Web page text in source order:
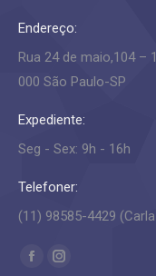
Endereço:
Rua 24 de maio,104 –
000 São Paulo-SP
Expediente:
Seg - Sex: 9h - 16h
Telefoner:
(11) 98585-4429
Encontre-nos em:
FacebookInstagram